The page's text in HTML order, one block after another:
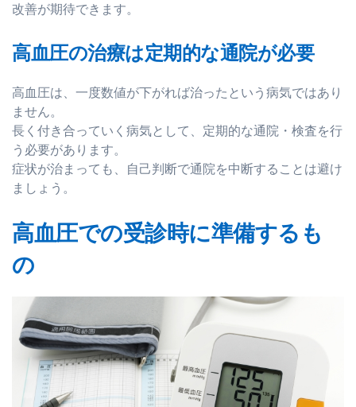
改善が期待できます。
高血圧の治療は定期的な通院が必要
高血圧は、一度数値が下がれば治ったという病気ではあり
ません。
長く付き合っていく病気として、定期的な通院・検査を行
う必要があります。
症状が治まっても、自己判断で通院を中断することは避け
ましょう。
高血圧での受診時に準備するも
の